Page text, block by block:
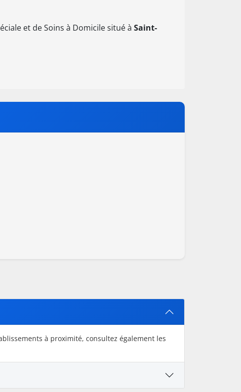
et de Soins à Domicile situé à Saint-
à proximité, consultez également les